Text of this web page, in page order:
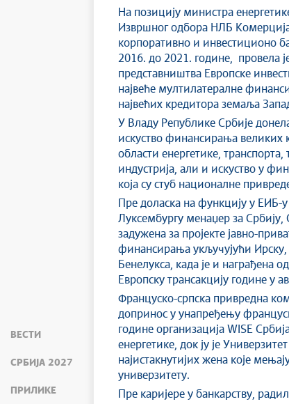
ВЕСТИ
СРБИЈА 2027
ПРИЛИКЕ
На позицију министра
Извршног одбора НЛБ
корпоративно и инвестиционо
2016. до 2021. године, провела
представништва Европске
највеће мултилатералне
највећих кредитора земаља
У Владу Републике Србије
искуство финансирања великих
области енергетике,
индустрија, али и искуство у
која су стуб националне
Пре доласка на функцију у ЕИБ-
Луксембургу менаџер за
задужена за пројекте јавно-
финансирања укључујући
Бенелукса, када је и награђена
Европску трансакцију године у
Француско-српска привредна
допринос у унапређењу
године организација WISE
енергетике, док ју је
најистакнутијих жена које
универзитету.
Пре каријере у банкарству,